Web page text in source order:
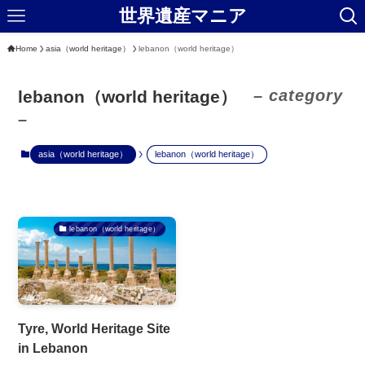
世界遺産マニア
Home asia（world heritage） lebanon（world heritage）
lebanon（world heritage）
– category
–
asia（world heritage） lebanon（world heritage）
lebanon（world heritage）
Tyre, World Heritage Site
in Lebanon